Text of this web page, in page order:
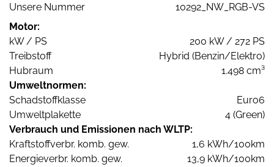
Unsere Nummer
10292_NW_RGB-VS
Motor:
kW / PS
200 kW / 272 PS
Treibstoff
Hybrid (Benzin/Elektro)
Hubraum
1.498 cm³
Umweltnormen:
Schadstoffklasse
Euro6
Umweltplakette
4 (Green)
Verbrauch und Emissionen nach WLTP:
Kraftstoffverbr. komb. gew.
1,6 kWh/100km
Energieverbr. komb. gew.
13,9 kWh/100km